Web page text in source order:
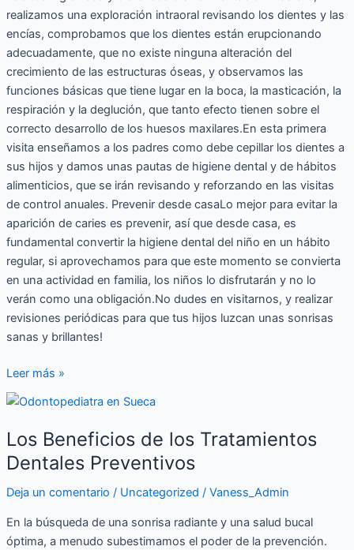
realizamos una exploración intraoral revisando los dientes y las
encías, comprobamos que los dientes están erupcionando
adecuadamente, que no existe ninguna alteración del
crecimiento de las estructuras óseas, y observamos las
funciones básicas que tiene lugar en la boca, la masticación, la
respiración y la deglución, que tanto efecto tienen sobre el
correcto desarrollo de los huesos maxilares.En esta primera
visita enseñamos a los padres como debe cepillar los dientes a
sus hijos y damos unas pautas de higiene dental y de hábitos
alimenticios, que se irán revisando y reforzando en las visitas
de control anuales. Prevenir desde casaLo mejor para evitar la
aparición de caries es prevenir, así que desde casa, es
fundamental convertir la higiene dental del niño en un hábito
regular, si aprovechamos para que este momento se convierta
en una actividad en familia, los niños lo disfrutarán y no lo
verán como una obligación.No dudes en visitarnos, y realizar
revisiones periódicas para que tus hijos luzcan unas sonrisas
sanas y brillantes!
Leer más »
Los Beneficios de los Tratamientos
Dentales Preventivos
Deja un comentario / Uncategorized / Vaness_Admin
En la búsqueda de una sonrisa radiante y una salud bucal
óptima, a menudo subestimamos el poder de la prevención.
Los
de
los
Dentales
Preventivos